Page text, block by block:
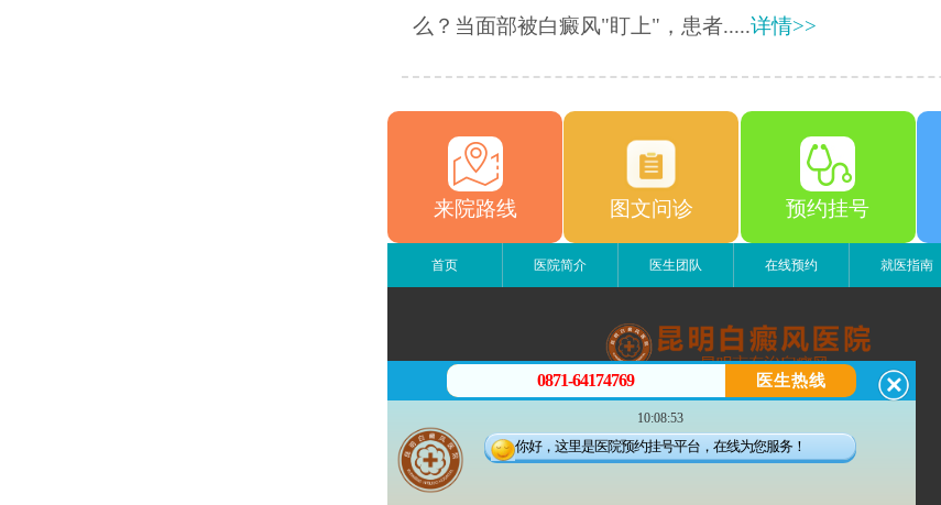
么？当面部被白癜风"盯上"，患者.....详情>>
来院路线 图文问诊 预约挂号
首页 医院简介 医生团队 在线预约 就医指南
昆明白癜风医院
昆明市五华区护国路2号
版权所有：昆明白癜风医院
联系电话：0871-64174769
0871-64174769 医生热线
10:08:53
你好，这里是医院预约挂号平台，在线为您服务！